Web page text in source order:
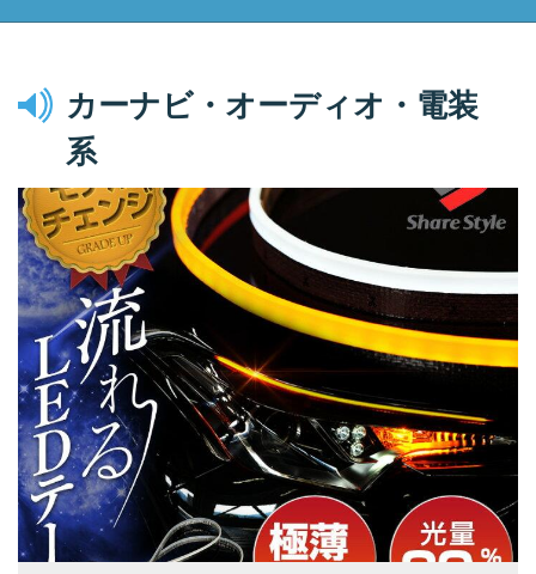
カーナビ・オーディオ・電装
系